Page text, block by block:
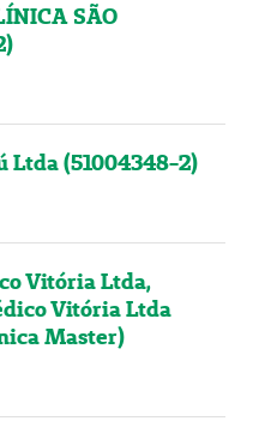
SÃO
Ltda (51004348-2)
Vitória Ltda,
Vitória Ltda
Master)